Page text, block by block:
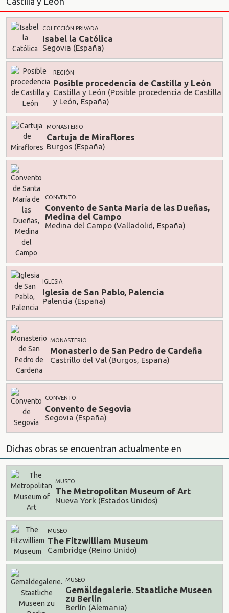
COLECCIÓN PRIVADA
Isabel la Católica
Segovia (España)
REGIÓN
Posible procedencia de Castilla y León
Castilla y León (Posible procedencia de Castilla
y León, España)
MONASTERIO
Cartuja de Miraflores
Burgos (España)
CONVENTO
Convento de Santa María de las Dueñas,
Medina del Campo
Medina del Campo (Valladolid, España)
IGLESIA
Iglesia de San Pablo, Palencia
Palencia (España)
MONASTERIO
Monasterio de San Pedro de Cardeña
Castrillo del Val (Burgos, España)
CONVENTO
Convento de Segovia
Segovia (España)
Dichas obras se encuentran actualmente en
MUSEO
The Metropolitan Museum of Art
Nueva York (Estados Unidos)
MUSEO
The Fitzwilliam Museum
Cambridge (Reino Unido)
MUSEO
Gemäldegalerie. Staatliche Museen
zu Berlin
Berlín (Alemania)